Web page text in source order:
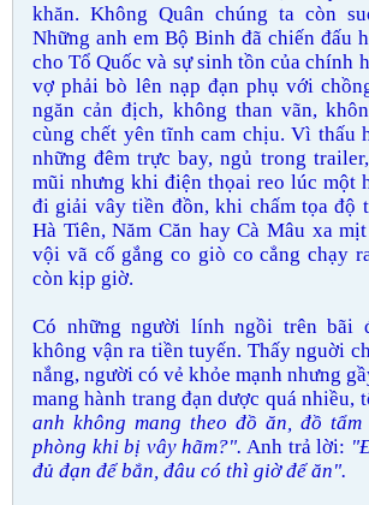
khăn. Không Quân chúng ta còn
Những anh em Bộ Binh đã chiến đấu
cho Tổ Quốc và sự sinh tồn của chính
vợ phải bò lên nạp đạn phụ với
ngăn cản địch, không than vãn,
cùng chết yên tĩnh cam chịu. Vì thấu
những đêm trực bay, ngủ trong
mũi nhưng khi điện thọai reo lúc một
đi giải vây tiền đồn, khi chấm tọa độ
Hà Tiên, Năm Căn hay Cà Mâu xa
vội vã cố gắng co giò co cẳng chạy
còn kịp giờ.
Có những người lính ngồi trên bãi
không vận ra tiền tuyến. Thấy nguời
nắng, người có vẻ khỏe mạnh nhưng
mang hành trang đạn dược quá nhiều,
anh không mang theo đồ ăn, đồ
phòng khi bị vây hãm?". Anh trả lời:
đủ đạn để bắn, đâu có thì giờ để ăn".